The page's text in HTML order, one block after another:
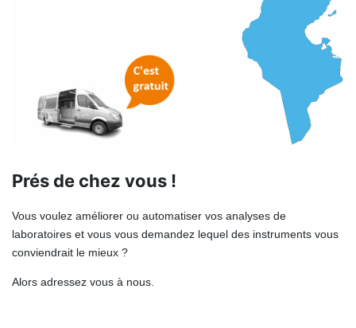
Prés de chez vous !
Vous voulez améliorer ou automatiser vos analyses de
laboratoires et vous vous demandez lequel des instruments vous
conviendrait le mieux ?
Alors adressez vous à nous.